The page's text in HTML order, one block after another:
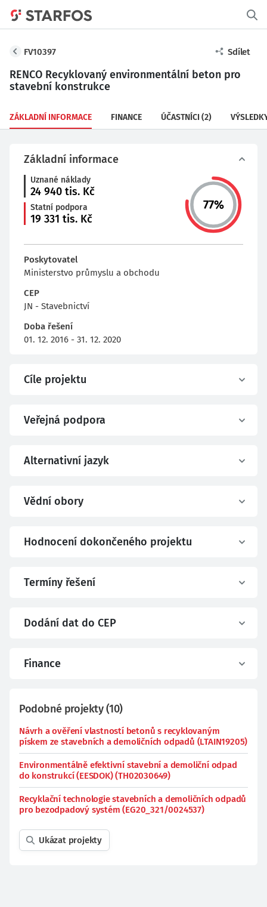
FV10397 Sdílet
RENCO Recyklovaný environmentální beton pro
stavební konstrukce
ZÁKLADNÍ INFORMACE FINANCE ÚČASTNÍCI (2)
Základní informace
Uznané náklady
24 940 tis. Kč
Statní podpora
19 331 tis. Kč
77%
Poskytovatel
Ministerstvo průmyslu a obchodu
CEP
JN - Stavebnictví
Doba řešení
01. 12. 2016 - 31. 12. 2020
Cíle projektu
Veřejná podpora
Alternativní jazyk
Vědní obory
Hodnocení dokončeného projektu
Termíny řešení
Dodání dat do CEP
Finance
Podobné projekty(10)
Návrh a ověření vlastností betonů s recyklovaným
pískem ze stavebních a demoličních odpadů (LTAIN19205)
Environmentálně efektivní stavební a demoliční odpad
do konstrukcí (EESDOK) (TH02030649)
Recyklační technologie stavebních a demoličních odpadů
pro bezodpadový systém (EG20_321/0024537)
Ukázat projekty